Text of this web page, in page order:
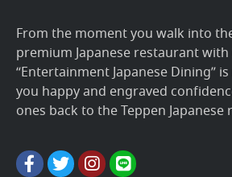
From the moment you walk into
premium Japanese restaurant
“Entertainment Japanese Dining”
you happy and engraved
ones back to the Teppen Japanese